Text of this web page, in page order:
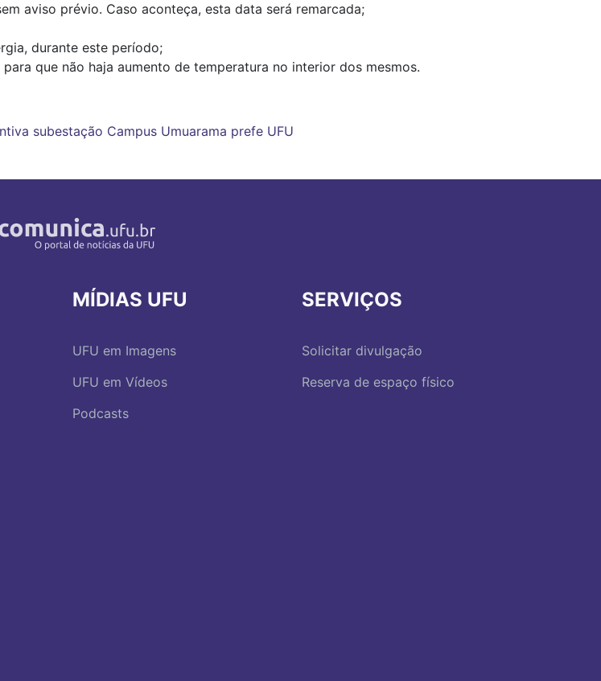
aviso prévio. Caso aconteça, esta data será remarcada;
durante este período;
para que não haja aumento de temperatura no interior dos mesmos.
subestação Campus Umuarama prefe UFU
MÍDIAS UFU
UFU em Imagens
UFU em Vídeos
Podcasts
SERVIÇOS
Solicitar divulgação
Reserva de espaço físico